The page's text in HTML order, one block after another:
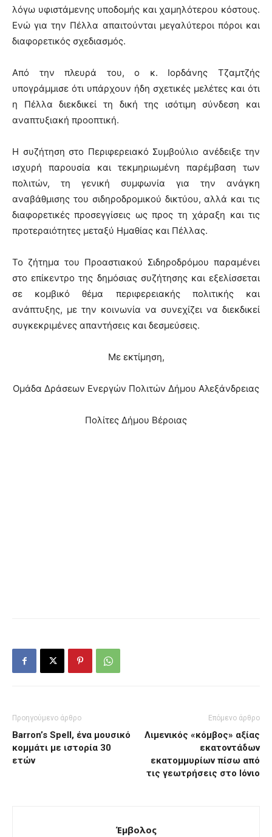
λόγω υφιστάμενης υποδομής και χαμηλότερου κόστους.
Ενώ για την Πέλλα απαιτούνται μεγαλύτεροι πόροι και
διαφορετικός σχεδιασμός.
Από την πλευρά του, ο κ. Ιορδάνης Τζαμτζής
υπογράμμισε ότι υπάρχουν ήδη σχετικές μελέτες και ότι
η Πέλλα διεκδικεί τη δική της ισότιμη σύνδεση και
αναπτυξιακή προοπτική.
Η συζήτηση στο Περιφερειακό Συμβούλιο ανέδειξε την
ισχυρή παρουσία και τεκμηριωμένη παρέμβαση των
πολιτών, τη γενική συμφωνία για την ανάγκη
αναβάθμισης του σιδηροδρομικού δικτύου, αλλά και τις
διαφορετικές προσεγγίσεις ως προς τη χάραξη και τις
προτεραιότητες μεταξύ Ημαθίας και Πέλλας.
Το ζήτημα του Προαστιακού Σιδηροδρόμου παραμένει
στο επίκεντρο της δημόσιας συζήτησης και εξελίσσεται
σε κομβικό θέμα περιφερειακής πολιτικής και
ανάπτυξης, με την κοινωνία να συνεχίζει να διεκδικεί
συγκεκριμένες απαντήσεις και δεσμεύσεις.
Με εκτίμηση,
Ομάδα Δράσεων Ενεργών Πολιτών Δήμου Αλεξάνδρειας
Πολίτες Δήμου Βέροιας
Προηγούμενο άρθρο
Barron’s Spell, ένα μουσικό
κομμάτι με ιστορία 30
ετών
Επόμενο άρθρο
Λιμενικός «κόμβος» αξίας
εκατοντάδων
εκατομμυρίων πίσω από
τις γεωτρήσεις στο Ιόνιο
Έμβολος